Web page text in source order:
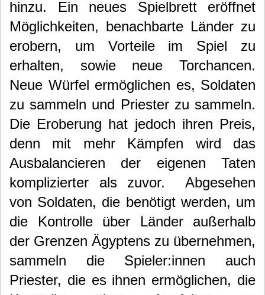
hinzu. Ein neues Spielbrett eröffnet
Möglichkeiten, benachbarte Länder zu
erobern, um Vorteile im Spiel zu
erhalten, sowie neue Torchancen.
Neue Würfel ermöglichen es, Soldaten
zu sammeln und Priester zu sammeln.
Die Eroberung hat jedoch ihren Preis,
denn mit mehr Kämpfen wird das
Ausbalancieren der eigenen Taten
komplizierter als zuvor. Abgesehen
von Soldaten, die benötigt werden, um
die Kontrolle über Länder außerhalb
der Grenzen Ägyptens zu übernehmen,
sammeln die Spieler:innen auch
Priester, die es ihnen ermöglichen, die